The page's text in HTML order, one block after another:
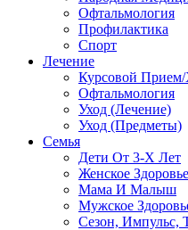
Офтальмология
Профилактика
Спорт
Лечение
Курсовой Прием/
Офтальмология
Уход (Лечение)
Уход (Предметы)
Семья
Дети От 3-Х Лет
Женское Здоровье
Мама И Малыш
Мужское
Сезон, Импульс,